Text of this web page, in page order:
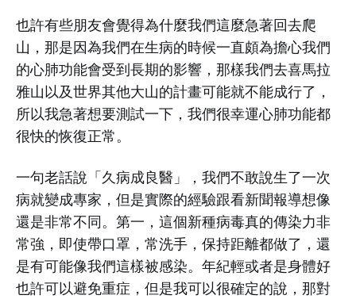
也許有些朋友會覺得為什麼我們這麼急著回去爬
山，那是因為我們在生病的時候一直頗為擔心我們
的心肺功能會受到長期的影響，那樣我們去喜馬拉
雅山以及世界其他大山的計畫可能就不能成行了，
所以我急著想要測試一下，我們很幸運心肺功能都
很快的恢復正常。
一句老話說「久病成良醫」，我們不敢說生了一次
病就變成專家，但是實際的經驗跟看新聞報導想像
還是非常不同。第一，這個新種病毒真的傳染力非
常強，即使帶口罩，常洗手，保持距離都做了，還
是有可能像我們這樣被感染。年紀輕或者是身體好
也許可以避免重症，但是我可以很確定的說，那對